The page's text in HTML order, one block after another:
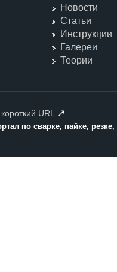
Новости
Статьи
Инструкции
Галереи
Теории
URL ↗
по сварке, пайке,